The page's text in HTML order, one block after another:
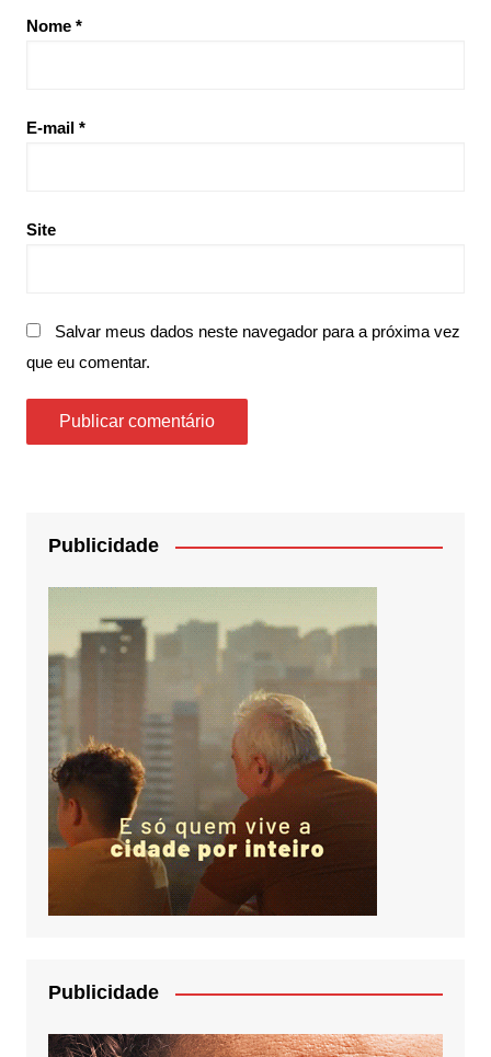
Nome *
E-mail *
Site
Salvar meus dados neste navegador para a próxima vez
que eu comentar.
Publicidade
Publicidade